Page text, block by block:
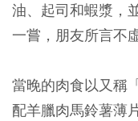
油、起司和蝦漿，
一嘗，朋友所言不
當晚的肉食以又稱
配羊臘肉馬鈴薯薄